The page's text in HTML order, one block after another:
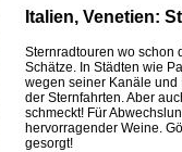
Italien, Venetien:
Sternradtouren wo schon
Schätze. In Städten wie
wegen seiner Kanäle und
der Sternfahrten. Aber
schmeckt! Für
hervorragender Weine.
gesorgt!